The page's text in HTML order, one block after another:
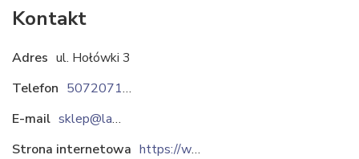
Kontakt
Adres ul. Hołówki 3
Telefon
507207101
E-mail
sklep@lamaree.pl
Strona internetowa
https://www.lamaree.pl